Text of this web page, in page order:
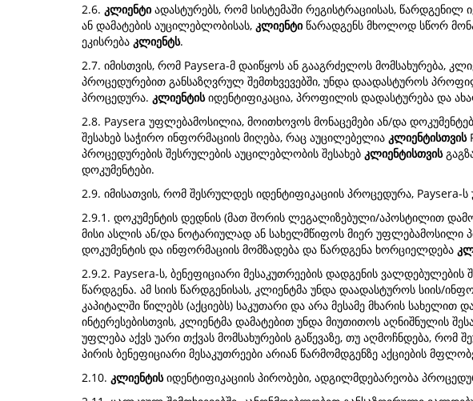
2.6. კლიენტი ადასტურებს, რომ სისტემაში რეგისტრაციისას, წარდგენილ
ან დამატების აუცილებლობისას, კლიენტი წარადგენს მხოლოდ სწორ
ეკისრება კლიენტს.
2.7. იმისთვის, რომ Paysera-მ დაიწყოს ან გააგრძელოს მომსახურება,
პროცედურებით განსაზღვრულ შემთხვევებში, უნდა დაადასტუროს
პროცედურა. კლიენტისიდენტიფიკაცია, პროფილის დადასტურება და
2.8. Paysera უფლებამოსილია, მოითხოვოს მონაცემები ან/და
შესახებ საჭირო ინფორმაციის მიღება, რაც აუცილებელია კლიენტისთვის
პროცედურების შესრულების აუცილებლობის შესახებ კლიენტისთვის
დოკუმენტები.
2.9. იმისათვის, რომ შესრულდეს იდენტიფიკაციის პროცედურა, Paysera-
2.9.1. დოკუმენტის დედნის (მათ შორის ლეგალიზებული/აპოსტილით
მისი ასლის ან/და ნოტარიულად ან სახელმწიფოს მიერ უფლებამოსილი
დოკუმენტის და ინფორმაციის მომზადება და წარდგენა ხორციელდება
2.9.2. Paysera-ს, ბენეფიციარი მესაკუთრეების დადგენის
წარდგენა. ამ სიის წარდგენისას, კლიენტმა უნდა დაადასტუროს სიის/
კაპიტალში წილებს (აქციებს) საკუთარი და არა მესამე მხარის სახელით
ინტერესებისთვის, კლიენტმა დამატებით უნდა მიუთითოს აღნიშნულის
უფლება აქვს უარი თქვას მომსახურების გაწევაზე, თუ აღმოჩნდება,
პირის ბენეფიციარი მესაკუთრეები არიან წარმომდგენზე აქციების
2.10. კლიენტისიდენტიფიკაციის პირობები, ადგილმდებარეობა